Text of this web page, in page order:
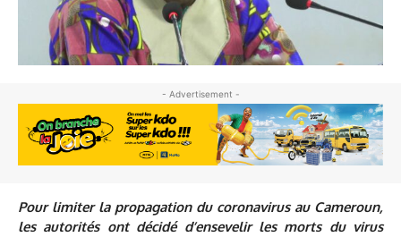
- Advertisement -
Pour limiter la propagation du coronavirus au Cameroun,
les autorités ont décidé d’ensevelir les morts du virus